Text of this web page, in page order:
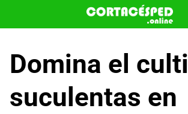
Domina el
suculentas en